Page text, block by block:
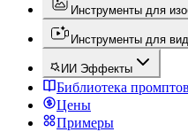
Инструменты для
Инструменты для
ИИ Эффекты
Библиотека промптов
Цены
Примеры